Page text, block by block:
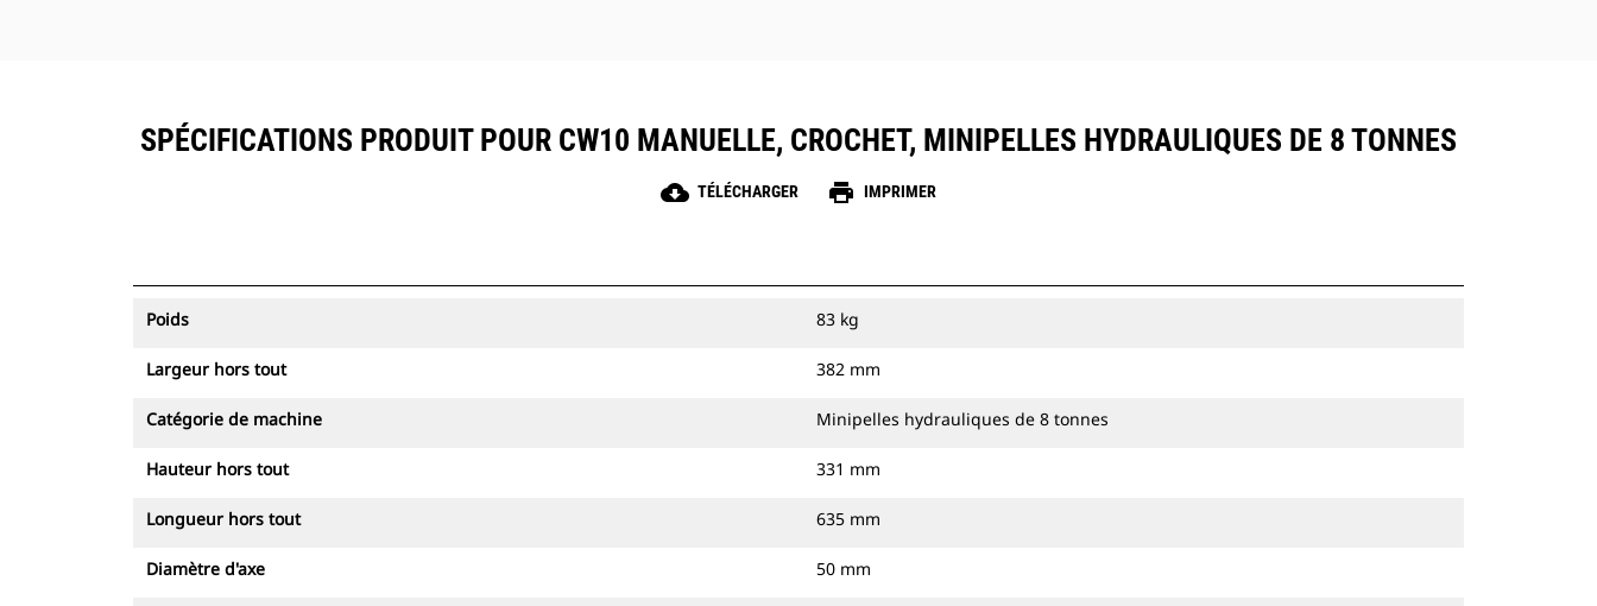
SPÉCIFICATIONS PRODUIT POUR CW10 MANUELLE, CROCHET, MINIPELLES HYDRAULIQUES DE 8 TONNES
cloud_download TÉLÉCHARGER print IMPRIMER
Poids 83 kg
Largeur hors tout 382 mm
Catégorie de machine Minipelles hydrauliques de 8 tonnes
Hauteur hors tout 331 mm
Longueur hors tout 635 mm
Diamètre d'axe 50 mm